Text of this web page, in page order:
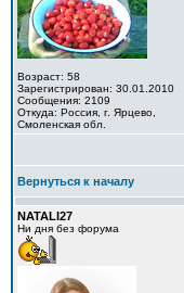
Возраст: 58
Зарегистрирован: 30.01.2010
Сообщения: 2109
Откуда: Россия, г. Ярцево,
Смоленская обл.
Вернуться к началу
NATALI27
Ни дня без форума